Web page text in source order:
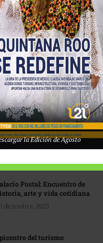
turística con visión
2026
global en
marzo, 2026
Postal: Encuentro de
arte y vida cotidiana
diciembre, 2025
del turismo
la Edición de Agosto